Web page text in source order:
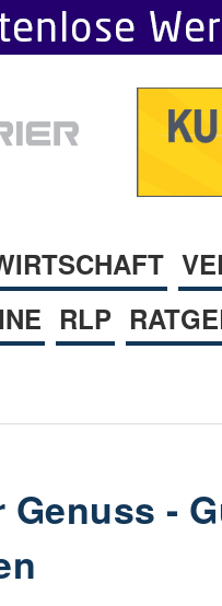
RLP
Genuss -